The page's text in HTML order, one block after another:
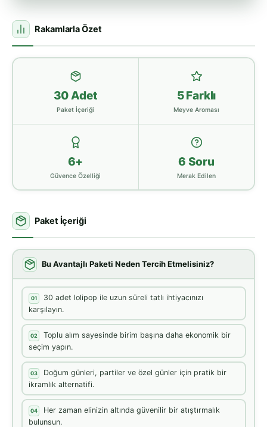
Rakamlarla Özet
30 Adet
Paket İçeriği
5 Farklı
Meyve Aroması
6+
Güvence Özelliği
6 Soru
Merak Edilen
Paket İçeriği
Bu Avantajlı Paketi Neden Tercih Etmelisiniz?
01
30 adet lolipop ile uzun süreli tatlı ihtiyacınızı
karşılayın.
02
Toplu alım sayesinde birim başına daha ekonomik bir
seçim yapın.
03
Doğum günleri, partiler ve özel günler için pratik bir
ikramlık alternatifi.
04
Her zaman elinizin altında güvenilir bir atıştırmalık
bulunsun.